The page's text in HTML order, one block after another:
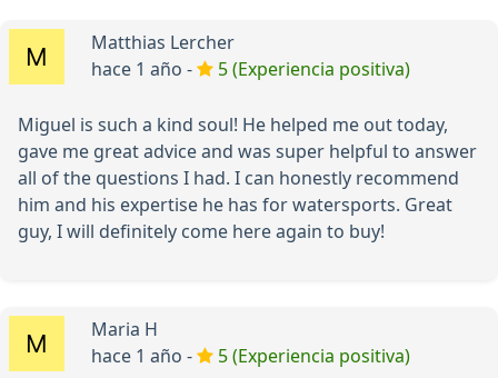
Matthias Lercher
hace 1 año -
5 (Experiencia positiva)
Miguel is such a kind soul! He helped me out today,
gave me great advice and was super helpful to answer
all of the questions I had. I can honestly recommend
him and his expertise he has for watersports. Great
guy, I will definitely come here again to buy!
Maria H
hace 1 año -
5 (Experiencia positiva)